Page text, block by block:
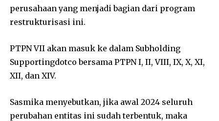
perusahaan yang menjadi bagian dari program
restrukturisasi ini.
PTPN VII akan masuk ke dalam Subholding
Supportingdotco bersama PTPN I, II, VIII, IX, X, XI,
XII, dan XIV.
Sasmika menyebutkan, jika awal 2024 seluruh
perubahan entitas ini sudah terbentuk, maka